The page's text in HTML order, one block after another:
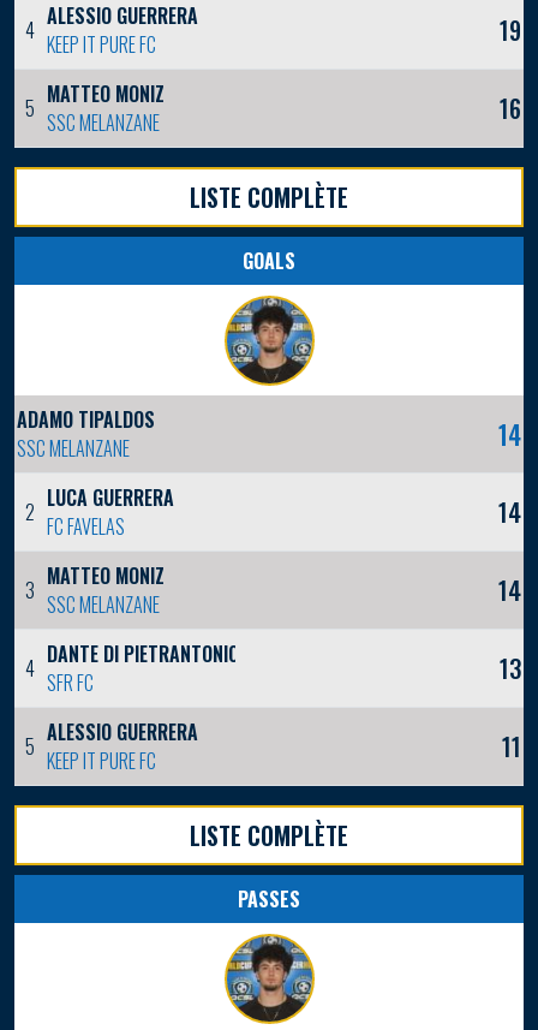
4 ALESSIO GUERRERA
KEEP IT PURE FC
19
5 MATTEO MONIZ
SSC MELANZANE
16
LISTE COMPLÈTE
GOALS
ADAMO TIPALDOS
SSC MELANZANE
14
2 LUCA GUERRERA
FC FAVELAS
14
3 MATTEO MONIZ
SSC MELANZANE
14
4 DANTE DI PIETRANTONIO
SFR FC
13
5 ALESSIO GUERRERA
KEEP IT PURE FC
11
LISTE COMPLÈTE
PASSES